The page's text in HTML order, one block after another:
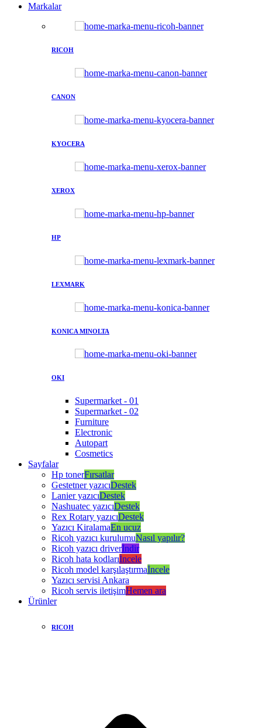
Markalar
RICOH
CANON
KYOCERA
XEROX
HP
LEXMARK
KONICA MINOLTA
OKI
Supermarket - 01
Supermarket - 02
Furniture
Electronic
Autopart
Cosmetics
Sayfalar
Hp tonerFırsatlar
Gestetner yazıcıDestek
Lanier yazıcıDestek
Nashuatec yazıcıDestek
Rex Rotary yazıcıDestek
Yazıcı KiralamaEn ucuz
Ricoh yazıcı kurulumuNasıl yapılır?
Ricoh yazıcı driverİndir
Ricoh hata kodlarıİncele
Ricoh model karşılaştırmaİncele
Yazıcı servisi Ankara
Ricoh servis iletişimHemen ara
Ürünler
RICOH